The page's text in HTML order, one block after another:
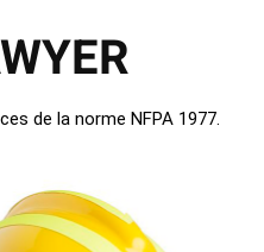
de la norme NFPA 1977.